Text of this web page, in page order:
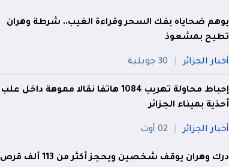
يوهم ضحاياه بفك السحر وقراءة الغيب.. شرطة وهران
تطيح بمشعوذ
أخبار الجزائر 30 جويلية
إحباط محاولة تهريب 1084 هاتفا نقالا مموهة داخل علب
أحذية بميناء الجزائر
أخبار الجزائر 02 أوت
درك وهران يوقف شخصين ويحجز أكثر من 113 ألف قرص